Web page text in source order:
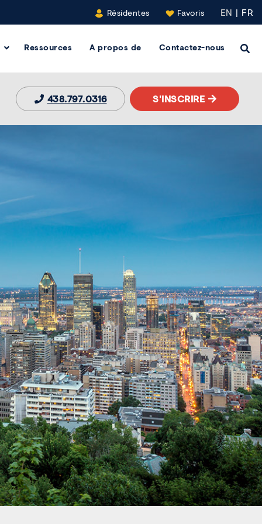
Résidentes Favoris EN | FR
Ressources A propos de Contactez-nous
438.797.0316 S'INSCRIRE